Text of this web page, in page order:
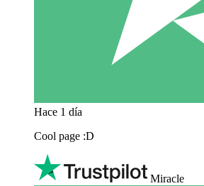
Hace 1 día
Cool page :D
Miracle